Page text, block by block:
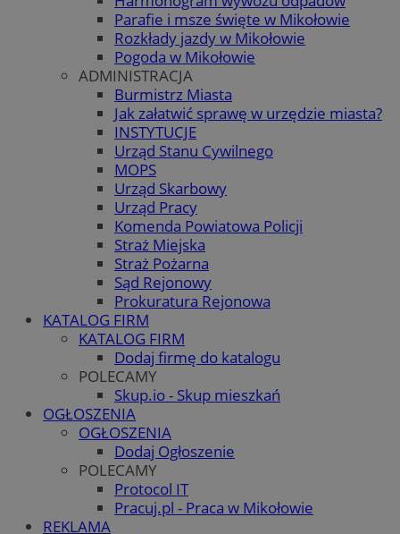
Parafie i msze święte w Mikołowie
Rozkłady jazdy w Mikołowie
Pogoda w Mikołowie
ADMINISTRACJA
Burmistrz Miasta
Jak załatwić sprawę w urzędzie miasta?
INSTYTUCJE
Urząd Stanu Cywilnego
MOPS
Urząd Skarbowy
Urząd Pracy
Komenda Powiatowa Policji
Straż Miejska
Straż Pożarna
Sąd Rejonowy
Prokuratura Rejonowa
KATALOG FIRM
KATALOG FIRM
Dodaj firmę do katalogu
POLECAMY
Skup.io - Skup mieszkań
OGŁOSZENIA
OGŁOSZENIA
Dodaj Ogłoszenie
POLECAMY
Protocol IT
Pracuj.pl - Praca w Mikołowie
REKLAMA